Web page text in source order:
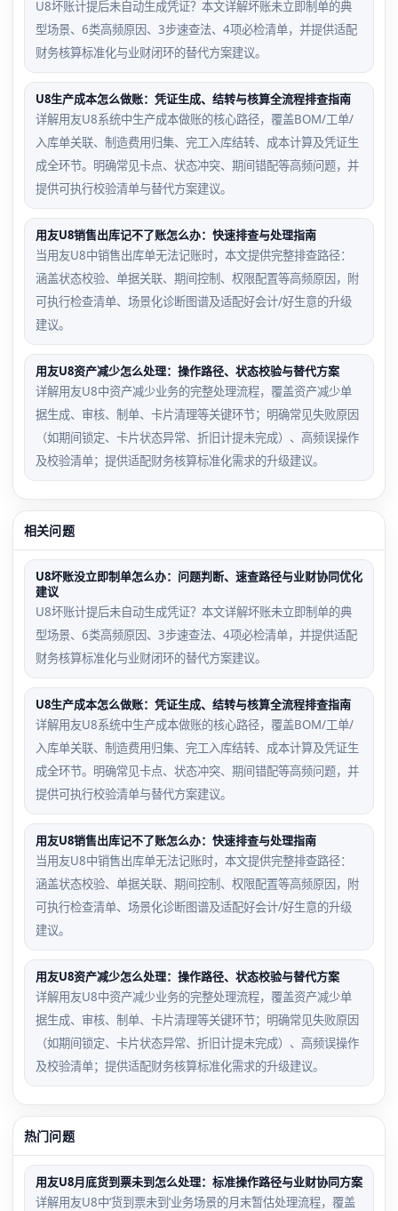
U8坏账计提后未自动生成凭证？本文详解坏账未立即制单的典
型场景、6类高频原因、3步速查法、4项必检清单，并提供适配
财务核算标准化与业财闭环的替代方案建议。
U8生产成本怎么做账：凭证生成、结转与核算全流程排查指南
详解用友U8系统中生产成本做账的核心路径，覆盖BOM/工单/
入库单关联、制造费用归集、完工入库结转、成本计算及凭证生
成全环节。明确常见卡点、状态冲突、期间错配等高频问题，并
提供可执行校验清单与替代方案建议。
用友U8销售出库记不了账怎么办：快速排查与处理指南
当用友U8中销售出库单无法记账时，本文提供完整排查路径：
涵盖状态校验、单据关联、期间控制、权限配置等高频原因，附
可执行检查清单、场景化诊断图谱及适配好会计/好生意的升级
建议。
用友U8资产减少怎么处理：操作路径、状态校验与替代方案
详解用友U8中资产减少业务的完整处理流程，覆盖资产减少单
据生成、审核、制单、卡片清理等关键环节；明确常见失败原因
（如期间锁定、卡片状态异常、折旧计提未完成）、高频误操作
及校验清单；提供适配财务核算标准化需求的升级建议。
相关问题
U8坏账没立即制单怎么办：问题判断、速查路径与业财协同优化
建议
U8坏账计提后未自动生成凭证？本文详解坏账未立即制单的典
型场景、6类高频原因、3步速查法、4项必检清单，并提供适配
财务核算标准化与业财闭环的替代方案建议。
U8生产成本怎么做账：凭证生成、结转与核算全流程排查指南
详解用友U8系统中生产成本做账的核心路径，覆盖BOM/工单/
入库单关联、制造费用归集、完工入库结转、成本计算及凭证生
成全环节。明确常见卡点、状态冲突、期间错配等高频问题，并
提供可执行校验清单与替代方案建议。
用友U8销售出库记不了账怎么办：快速排查与处理指南
当用友U8中销售出库单无法记账时，本文提供完整排查路径：
涵盖状态校验、单据关联、期间控制、权限配置等高频原因，附
可执行检查清单、场景化诊断图谱及适配好会计/好生意的升级
建议。
用友U8资产减少怎么处理：操作路径、状态校验与替代方案
详解用友U8中资产减少业务的完整处理流程，覆盖资产减少单
据生成、审核、制单、卡片清理等关键环节；明确常见失败原因
（如期间锁定、卡片状态异常、折旧计提未完成）、高频误操作
及校验清单；提供适配财务核算标准化需求的升级建议。
热门问题
用友U8月底货到票未到怎么处理：标准操作路径与业财协同方案
详解用友U8中‘货到票未到’业务场景的月末暂估处理流程，覆盖